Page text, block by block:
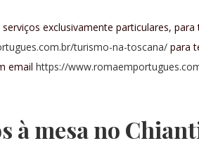
exclusivamente particulares,
turismo-na-toscana/ para
emailhttps://
à mesa no